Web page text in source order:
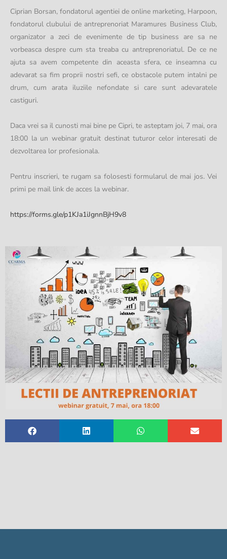
Ciprian Borsan, fondatorul agentiei de online marketing, Harpoon,
fondatorul clubului de antreprenoriat Maramures Business Club,
organizator a zeci de evenimente de tip business are sa ne
vorbeasca despre cum sta treaba cu antreprenoriatul. De ce ne
ajuta sa avem competente din aceasta sfera, ce inseamna cu
adevarat sa fim proprii nostri sefi, ce obstacole putem intalni pe
drum, cum arata iluziile nefondate si care sunt adevaratele
castiguri.
Daca vrei sa il cunosti mai bine pe Cipri, te asteptam joi, 7 mai, ora
18:00 la un webinar gratuit destinat tuturor celor interesati de
dezvoltarea lor profesionala.
Pentru inscrieri, te rugam sa folosesti formularul de mai jos. Vei
primi pe mail link de acces la webinar.
https://forms.gle/p1KJa1iJgnnBjH9v8